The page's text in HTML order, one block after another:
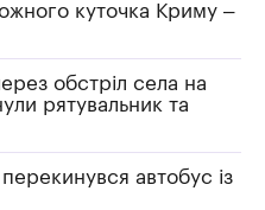
куточка Криму –
обстріл села на
рятувальник та
автобус із